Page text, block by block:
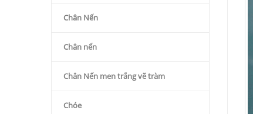
Chân Nến
Chân nến
Chân Nến men trắng vẽ tràm
Chóe